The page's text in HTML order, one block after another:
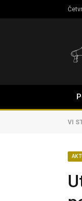
VI